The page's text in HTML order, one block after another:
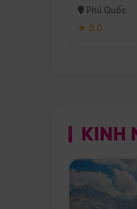
Phú Quốc
★ 5.0
KINH